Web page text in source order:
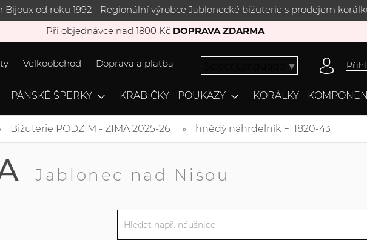
Bijoux od roku 1992 - Regionální výrobce Jablonecké bižuterie s prodejem
Při objednávce nad 1800 Kč DOPRAVA ZDARMA
Velkoobchod Doprava a platba ▼
PÁNSKÉ ŠPERKY KRABIČKY - POUKAZY KORÁLKY -
Bižuterie PODZIM - ZIMA 2025-26 hnědý náhrdelník FH820-43
Jablonec nad Nisou